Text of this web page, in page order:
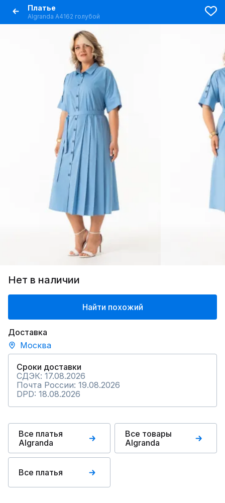
Платье
Algranda А4162 голубой
Нет в наличии
Найти похожий
Доставка
Москва
Сроки доставки
СДЭК: 17.08.2026
Почта России: 19.08.2026
DPD: 18.08.2026
Все платья
Algranda
Все товары
Algranda
Все платья